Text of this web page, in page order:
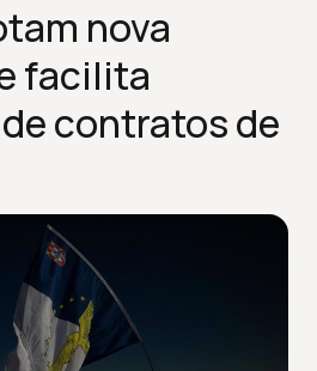
nova
facilita
contratos de